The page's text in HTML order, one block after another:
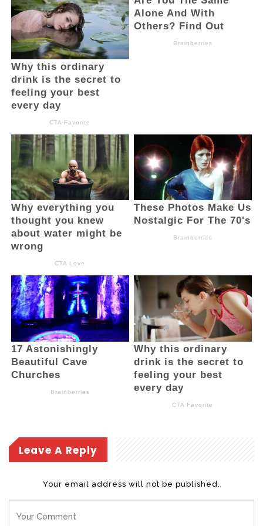
Menurutnya, pendampingan secara
langsung adalah cara DPRD mengawal
pelaksanaannya. Sementara itu, anggota
DPRD lainnya Halilintar Kadullah
menambahkan, hadirnya SPPG di Helumo
menjadi langkah strategis dalam
pemerataan layanan MBG di seluruh Bolsel.
“Peran DPRD tidak hanya menganggarkan,
tetapi juga mengawasi langsung. Kami
mendorong percepatan pembangunan
dapur MBG di kecamatan lain, agar semua
anak dapat menikmati layanan gizi,”
tambahnya.
Selain itu, Bupati Bolsel H. Iskandar Kamaru
Mongondow Raya. “Pembangunan dapur di
berlangsung, sementara Pinolosian Timur
menunggu komitmen yayasan,” jelas Bupati.
Leave A Reply
Your email address will not be published.